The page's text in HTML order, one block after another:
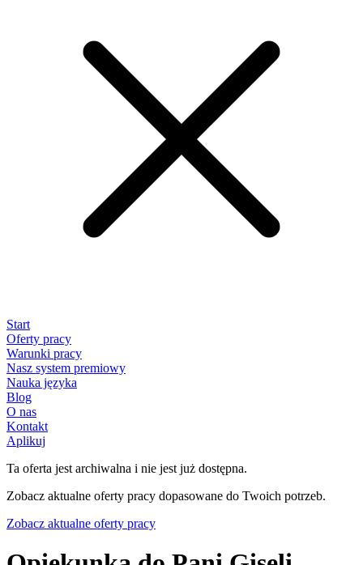
Start
Oferty pracy
Warunki pracy
Nasz system premiowy
Nauka języka
Blog
O nas
Kontakt
Aplikuj
Ta oferta jest archiwalna i nie jest już dostępna.
Zobacz aktualne oferty pracy dopasowane do Twoich potrzeb.
Zobacz aktualne oferty pracy